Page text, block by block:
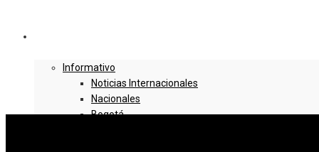
Informativo
Noticias Internacionales
Nacionales
Bogotá